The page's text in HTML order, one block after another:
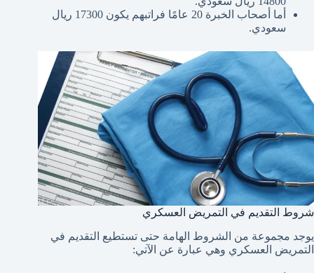
أما أصحاب الخبرة 20 عامًا فراتبهم يكون 17300 ريال
سعودي.
شروط التقديم في التمريض العسكري
يوجد مجموعة من الشروط الهامة حتى تستطيع التقديم في
التمريض العسكري وهي عبارة عن الآتي: